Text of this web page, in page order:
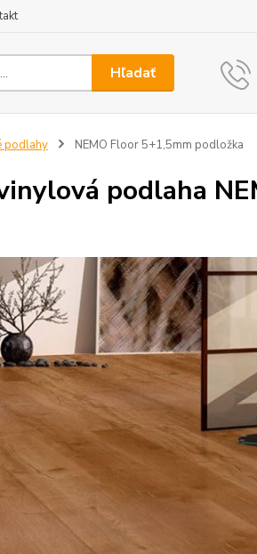
Hľadať
podlahy NEMO Floor 5+1,5mm podložka
podlaha